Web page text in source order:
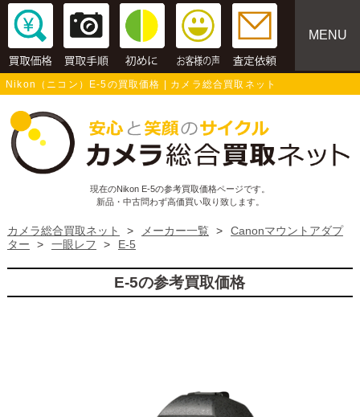
MENU
Nikon（ニコン）E-5の買取価格 | カメラ総合買取ネット
現在のNikon E-5の参考買取価格ページです。
新品・中古問わず高価買い取り致します。
カメラ総合買取ネット > メーカー一覧 >
Canonマウントアダプ
ター
> 一眼レフ > E-5
E-5の参考買取価格